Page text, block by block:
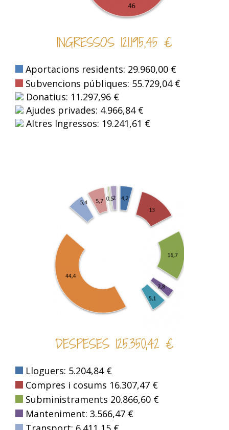
INGRESSOS 121.195,45 €
Aportacions residents: 29.960,00 €
Subvencions públiques: 55.729,04 €
Donatius: 11.297,96 €
Ajudes privades: 4.966,84 €
Altres Ingressos: 19.241,61 €
DESPESES 125.350,42 €
Lloguers: 5.204,84 €
Compres i cosums 16.307,47 €
Subministraments 20.866,60 €
Manteniment: 3.566,47 €